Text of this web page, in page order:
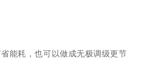
能耗，也可以做成无极调级更节